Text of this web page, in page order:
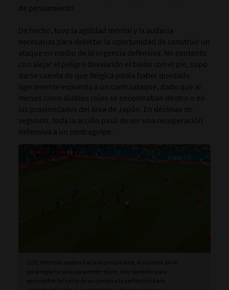
de pensamiento.
De hecho, tuvo la agilidad mental y la audacia
necesarias para detectar la oportunidad de construir un
ataque en medio de la urgencia defensiva. No contento
con alejar el peligro desviando el balón con el pie, supo
darse cuenta de que Bélgica podía haber quedado
ligeramente expuesta a un contraataque, dado que al
menos cinco diablos rojos se encontraban dentro o en
las proximidades del área de Japón. En décimas de
segundo, toda la acción pasó de ser una recuperación
defensiva a un contragolpe.